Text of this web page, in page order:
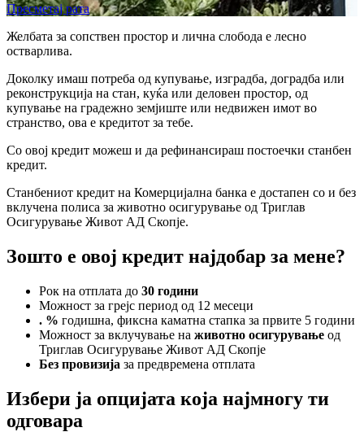
Пресметај рата
Желбата за сопствен простор и лична слобода е лесно
остварлива.
Доколку имаш потреба од купување, изградба, доградба или
реконструкција на стан, куќа или деловен простор, од
купување на градежно земјиште или недвижен имот во
странство, ова е кредитот за тебе.
Со овој кредит можеш и да рефинансираш постоечки станбен
кредит.
Станбениот кредит на Комерцијална банка е достапен со и без
вклучена полиса за животно осигурување од Триглав
Осигурување Живот АД Скопје.
Зошто е овој кредит најдобар за мене?
Рок на отплата до 30 години
Можност за грејс период од 12 месеци
. % годишна, фиксна каматна стапка за првите 5 години
Можност за вклучување на животно осигурување од
Триглав Осигурување Живот АД Скопје
Без провизија за предвремена отплата
Избери ја опцијата која најмногу ти
одговара